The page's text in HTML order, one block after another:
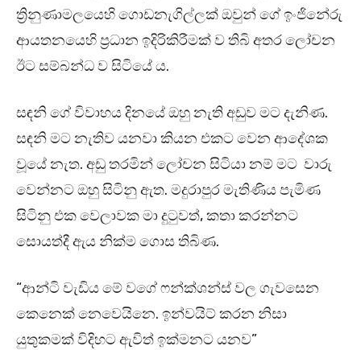
ත්‍රිනුණාමලයෙහි ගොඩනැගිල්ලක් ඔවුන් ගේ ඉංජිනේරු
ආයතනයෙහි ප්‍රධාන ඉදිරිකිරීමක් ව තිබි අතර ලෝචන
ඊට සම්බන්ධ ව සිටියේ ය.
සඳනි ගේ විවාහය දිනයේ ඔහු නැති අඩුව මට දැනිණ.
සඳනි මට නැතිව යනවා කියන එකට වෙන ආදේශක
වූයේ නැත. අඩු තරමින් ලෝචන සිටියා නම් මට වාරු
වෙන්නට ඔහු සිටිනු ඇත. මදුරාපුර මැතිණිය පැමිණ
සිටිනු එක වෙලාවක මා දුටුවත්, කතා කරන්නට
සොයත්දී ඇය නික්ම ගොස තිබිණ.
“ආන්ටි වැඩිය මේ වගේ ෆන්ක්ශන්ස් වල ගැවසෙන
කෙනෙක් නෙවෙයිනෙ. ඉන්වයිට් කරන නිසා
යුතුකමක් විදිහට ඇවිත් ඉක්මනට යනව”